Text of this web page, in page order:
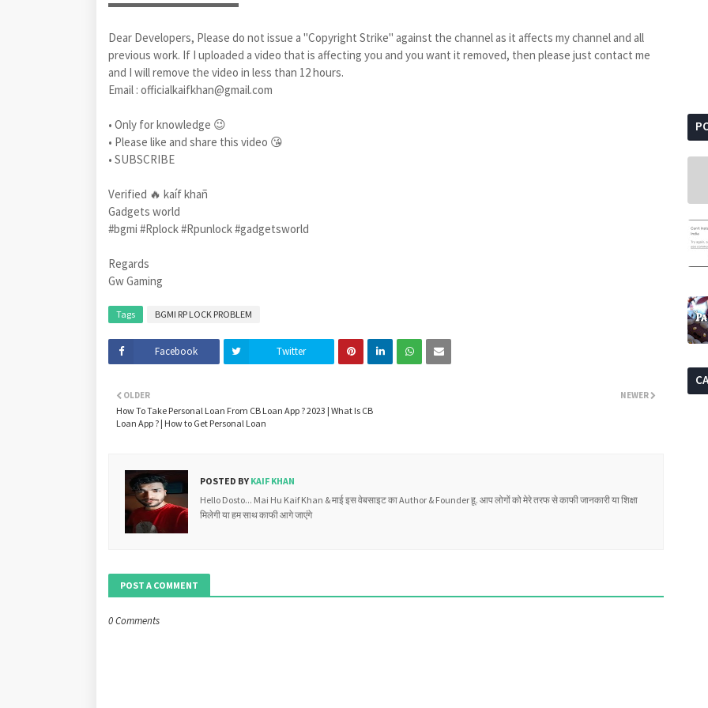
Dear Developers, Please do not issue a "Copyright Strike" against the channel as it affects my channel and all
previous work. If I uploaded a video that is affecting you and you want it removed, then please just contact me
and I will remove the video in less than 12 hours.
Email : officialkaifkhan@gmail.com
• Only for knowledge 😉
• Please like and share this video 😘
• SUBSCRIBE
Verified 🔥 kaíf khañ
Gadgets world
#bgmi #Rplock #Rpunlock #gadgetsworld
Regards
Gw Gaming
Tags BGMI RP LOCK PROBLEM
Facebook Twitter
NEWER
OLDER
How To Take Personal Loan From CB Loan App ? 2023 | What Is CB
Loan App ? | How to Get Personal Loan
POSTED BY KAIF KHAN
Hello Dosto... Mai Hu Kaif Khan & माई इस वेबसाइट का Author & Founder हू. आप लोगों को मेरे तरफ से काफी जानकारी या शिक्षा
मिलेगी या हम साथ काफी आगे जाएंगे
POST A COMMENT
0 Comments